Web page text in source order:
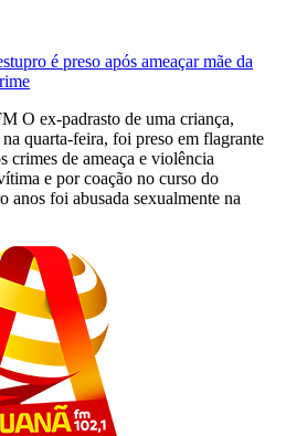
O ex-padrasto de uma criança,
quarta-feira, foi preso em flagrante
crimes de ameaça e violência
e por coação no curso do
anos foi abusada sexualmente na